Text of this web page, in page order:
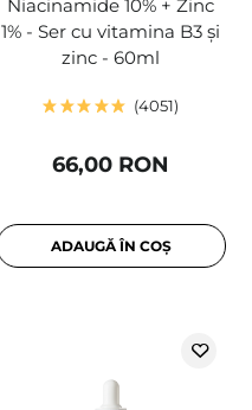
Niacinamide 10% + Zinc
1% - Ser cu vitamina B3 și
zinc - 60ml
4051
66,00 RON
ADAUGĂ ÎN COȘ